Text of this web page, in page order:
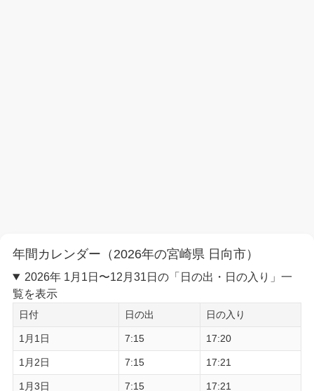
年間カレンダー（2026年の宮崎県 日向市）
2026年 1月1日〜12月31日の「日の出・日の入り」一
覧を表示
日付 日の出 日の入り
1月1日 7:15 17:20
1月2日 7:15 17:21
1月3日 7:15 17:21